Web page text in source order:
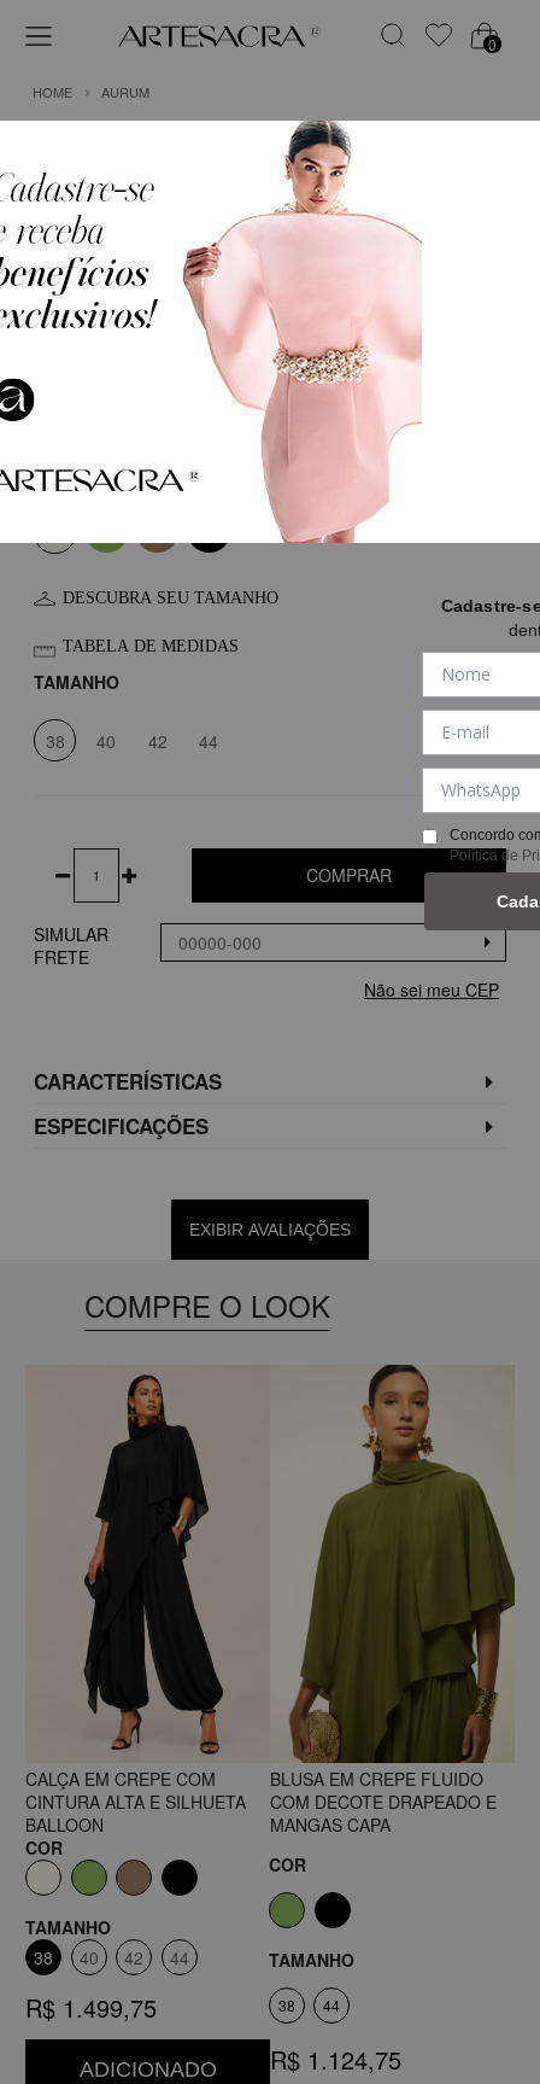
0
HOME AURUM
CALÇA EM CREPE COM CINTURA ALTA E
SILHUETA BALLOON
em (Sem Juros)
COR
DESCUBRA SEU TAMANHO
TABELA DE MEDIDAS
TAMANHO
38 40 42 44
COMPRAR
SIMULAR
FRETE
Não sei meu CEP
CARACTERÍSTICAS
ESPECIFICAÇÕES
EXIBIR AVALIAÇÕES
COMPRE O LOOK
CALÇA EM CREPE COM
CINTURA ALTA E SILHUETA
BALLOON
COR
TAMANHO
38
40 42 44
R$ 1.499,75
ADICIONADO
BLUSA EM CREPE FLUIDO
COM DECOTE DRAPEADO E
MANGAS CAPA
COR
TAMANHO
38 44
R$ 1.124,75
Cadastre-
Concordo
Política de